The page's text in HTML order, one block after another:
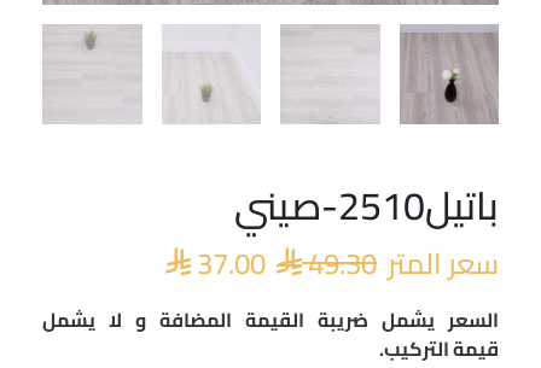
باتيل2510-صيني
سعر المتر 49.30
السعر
الأصلي
هو:
 49.30.
37.00 هو:
 37.00.
السعر يشمل ضريبة القيمة المضافة و لا يشمل
قيمة التركيب.